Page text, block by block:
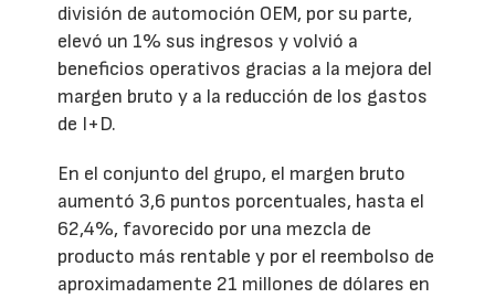
división de automoción OEM, por su parte,
elevó un 1% sus ingresos y volvió a
beneficios operativos gracias a la mejora del
margen bruto y a la reducción de los gastos
de I+D.
En el conjunto del grupo, el margen bruto
aumentó 3,6 puntos porcentuales, hasta el
62,4%, favorecido por una mezcla de
producto más rentable y por el reembolso de
aproximadamente 21 millones de dólares en